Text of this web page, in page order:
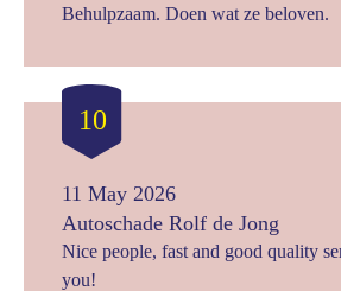
Behulpzaam. Doen wat ze beloven.
10
11 May 2026
Autoschade Rolf de Jong
Nice people, fast and good quality
you!